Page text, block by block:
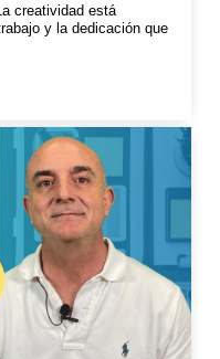
creatividad está
y la dedicación que